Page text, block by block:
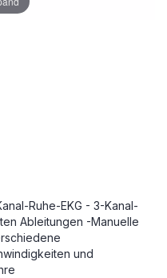
Ruhe-EKG - 3-Kanal-
Ableitungen -Manuelle
und